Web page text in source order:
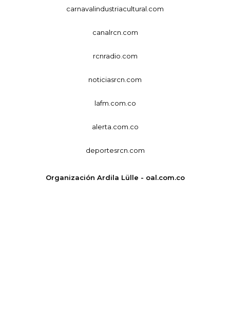
carnavalindustriacultural.com
canalrcn.com
rcnradio.com
noticiasrcn.com
lafm.com.co
alerta.com.co
deportesrcn.com
Organización Ardila Lülle - oal.com.co